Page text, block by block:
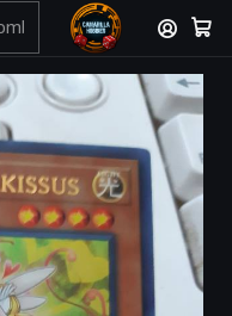
por Whatsapp